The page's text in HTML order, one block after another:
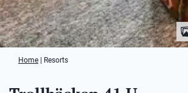
Home Resorts